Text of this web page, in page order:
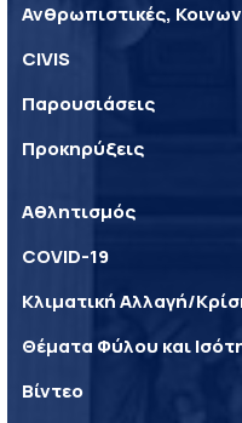
Ανθρωπιστικές,
CIVIS
Παρουσιάσεις
Προκηρύξεις
Αθλητισμός
COVID-19
Κλιματική Αλλαγή/
Θέματα Φύλου και
Βίντεο